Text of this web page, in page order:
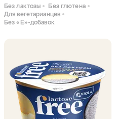
Без лактозы
Без глютена
Для вегетарианцев
Без «Е»-добавок